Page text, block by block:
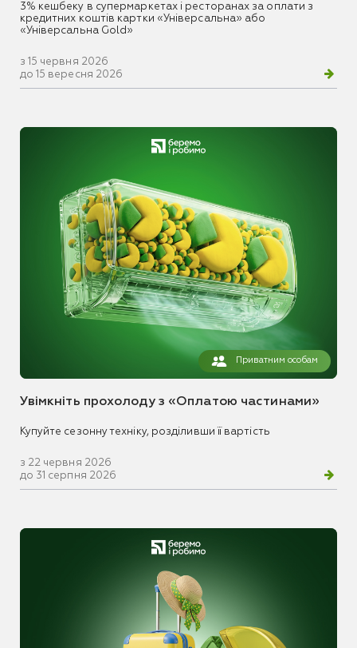
3% кешбеку в супермаркетах і ресторанах за оплати з
кредитних коштів картки «Універсальна» або
«Універсальна Gold»
з 15 червня 2026
до 15 вересня 2026
Приватним особам
Увімкніть прохолоду з «Оплатою частинами»
Купуйте сезонну техніку, розділивши її вартість
з 22 червня 2026
до 31 серпня 2026